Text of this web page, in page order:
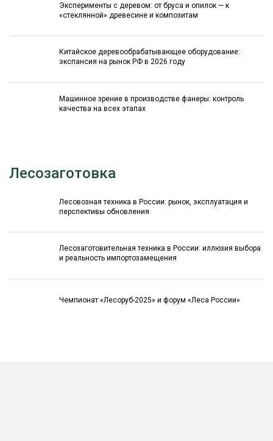
Эксперименты с деревом: от бруса и опилок — к
«стеклянной» древесине и композитам
Китайское деревообрабатывающее оборудование:
экспансия на рынок РФ в 2026 году
Машинное зрение в производстве фанеры: контроль
качества на всех этапах
Лесозаготовка
Лесовозная техника в России: рынок, эксплуатация и
перспективы обновления
Лесозаготовительная техника в России: иллюзия выбора
и реальность импортозамещения
Чемпионат «Лесоруб-2025» и форум «Леса России»